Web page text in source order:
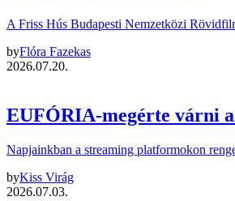
A Friss Hús Budapesti Nemzetközi
byFlóra Fazekas
2026.07.20.
EUFÓRIA-megérte várni
Napjainkban a streaming platformokon
byKiss Virág
2026.07.03.